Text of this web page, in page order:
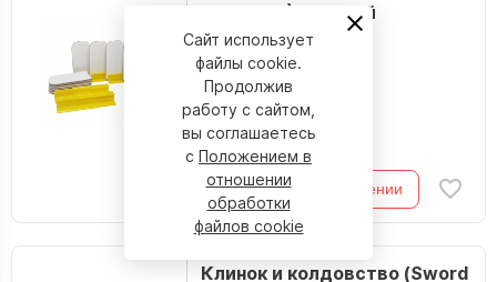
(05PB100) Желтый
25.40 р.
Нет в наличии
Сообщить о поступлении
Клинок и колдовство (Sword
Сайт использует
файлы cookie.
Продолжив
работу с сайтом,
вы соглашаетесь
с Положением в
отношении
обработки
файлов cookie